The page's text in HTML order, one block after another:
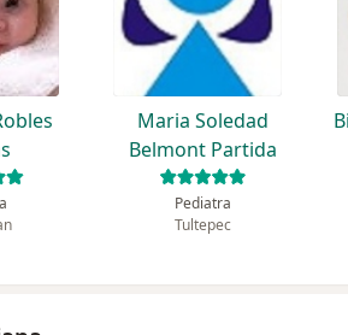
Maria Soledad
Belmont Partida
Pediatra
Tultepec